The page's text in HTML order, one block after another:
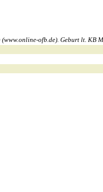
ofb.de). Geburt lt. KB